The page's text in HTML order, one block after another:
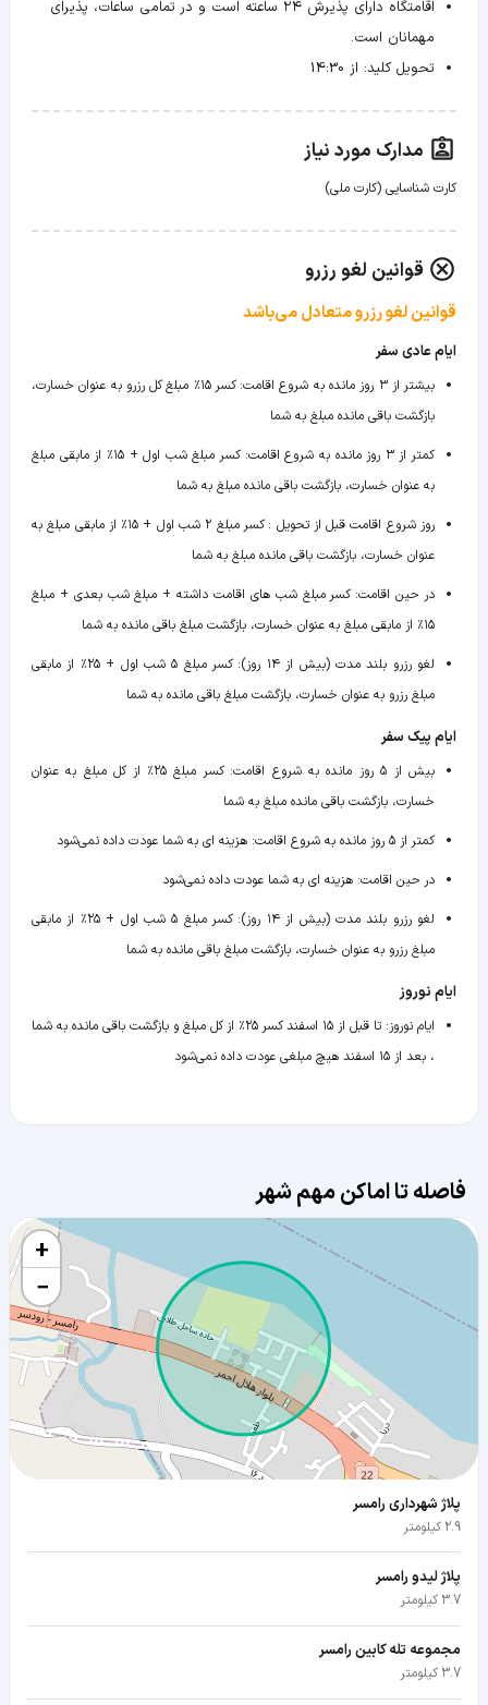
اقامتگاه دارای پذیرش ۲۴ ساعته است و در تمامی ساعات، پذیرای
مهمانان است.
تحویل کلید: از 14:30
مدارک مورد نیاز
کارت شناسایی (کارت ملی)
قوانین لغو رزرو
قوانین لغو رزرو متعادل می‌باشد
ایام عادی سفر
بیشتر از ۳ روز مانده به شروع اقامت :
کسر ۱۵٪ مبلغ کل رزرو به عنوان خسارت،
بازگشت باقی مانده مبلغ به شما
کمتر از ۳ روز مانده به شروع اقامت
:
کسر مبلغ شب اول + ۱۵٪ از مابقی مبلغ
به عنوان خسارت، بازگشت باقی مانده مبلغ به شما
روز شروع اقامت قبل از تحویل :
کسر مبلغ ۲ شب اول + ۱۵٪ از مابقی مبلغ به
عنوان خسارت، بازگشت باقی مانده مبلغ به شما
در حین اقامت: کسر مبلغ شب های اقامت داشته + مبلغ شب بعدی + مبلغ
۱۵٪ از مابقی مبلغ به عنوان خسارت، بازگشت مبلغ باقی مانده به شما
لغو رزرو بلند مدت (بیش از ۱۴ روز)
:
کسر مبلغ ۵ شب اول + ۲۵٪ از مابقی
مبلغ رزرو به عنوان خسارت، بازگشت مبلغ باقی مانده به شما
ایام پیک سفر
بیش از ۵ روز مانده به شروع اقامت :
کسر مبلغ ۲۵٪ از کل مبلغ به عنوان
خسارت، بازگشت باقی مانده مبلغ به شما
کمتر از ۵ روز مانده به شروع اقامت
: هزینه ای به شما عودت داده نمی‌شود
در حین اقامت: هزینه ای به شما عودت داده نمی‌شود
لغو رزرو بلند مدت (بیش از ۱۴ روز)
:
کسر مبلغ ۵ شب اول + ۲۵٪ از مابقی
مبلغ رزرو به عنوان خسارت، بازگشت مبلغ باقی مانده به شما
ایام نوروز
ایام نوروز:
تا قبل از ۱۵ اسفند کسر ۲۵٪ از کل مبلغ و بازگشت باقی مانده به شما
، بعد از ۱۵ اسفند هیچ مبلغی عودت داده نمی‌شود
فاصله تا اماکن مهم شهر
پلاژ شهرداری رامسر
2.9 کیلومتر
پلاژ لیدو رامسر
3.7 کیلومتر
مجموعه تله کابین رامسر
3.7 کیلومتر
+
−